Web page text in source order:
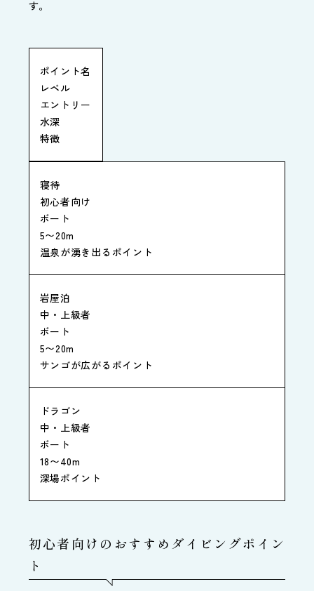
す。
ポイント名
レベル
エントリー
水深
特徴
寝待
初心者向け
ボート
5〜20m
温泉が湧き出るポイント
岩屋泊
中・上級者
ボート
5〜20m
サンゴが広がるポイント
ドラゴン
中・上級者
ボート
18〜40m
深場ポイント
初心者向けのおすすめダイビングポイン
ト